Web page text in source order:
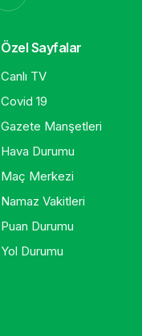
Özel Sayfalar
Canlı TV
Covid 19
Gazete Manşetleri
Hava Durumu
Maç Merkezi
Namaz Vakitleri
Puan Durumu
Yol Durumu